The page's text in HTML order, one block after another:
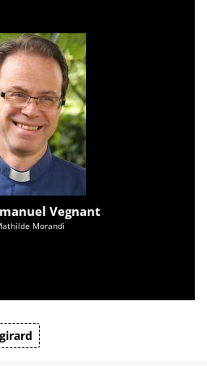
Vegnant
Morandi